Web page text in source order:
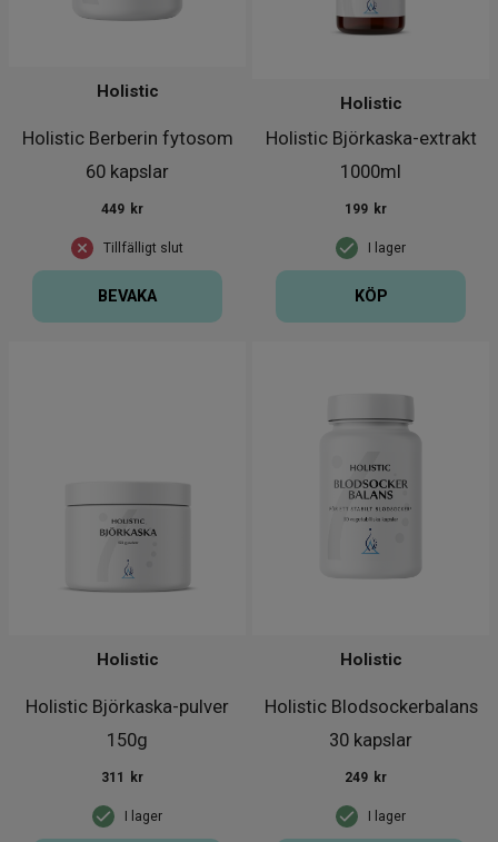
Holistic Berberin fytosom
60 kapslar
Holistic
Tillfälligt slut
449 kr
BEVAKA
Holistic Björkaska-extrakt
1000ml
Holistic
I lager
199 kr
KÖP
Holistic Björkaska-pulver
150g
Holistic
I lager
311 kr
Holistic Blodsockerbalans
30 kapslar
Holistic
I lager
249 kr